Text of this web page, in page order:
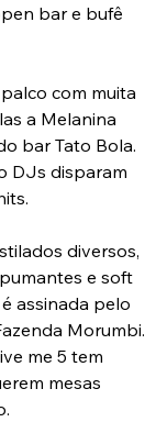
bar e bufê
com muita
a Melanina
bar Tato Bola.
DJs disparam
diversos,
e soft
assinada pelo
Morumbi.
me 5 tem
mesas